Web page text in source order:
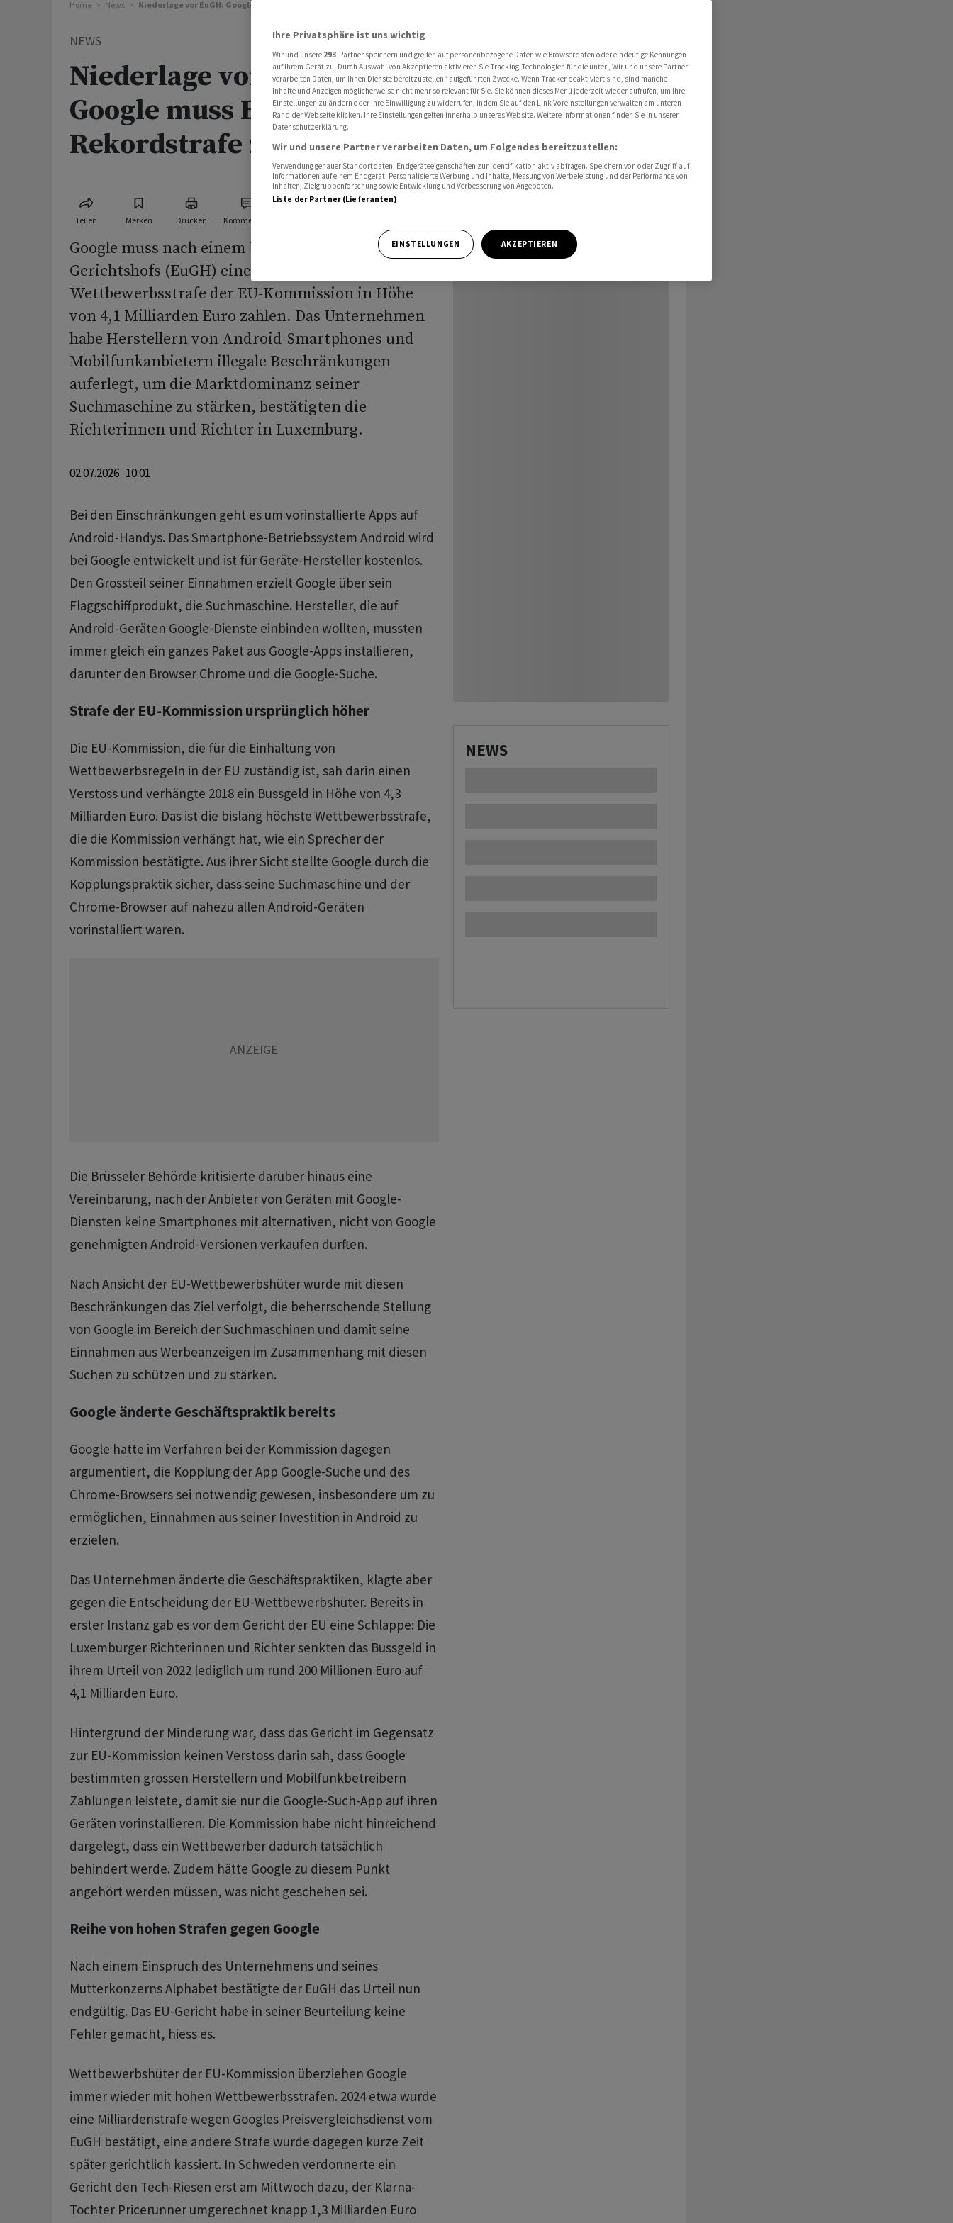
Home News Niederlage vor EuGH: Google muss EU-Rekordstrafe zahlen
NEWS
Niederlage vor EuGH:
Google muss EU-
Rekordstrafe zahlen
Teilen Merken Drucken Kommentare
Google muss nach einem Urteil des Europäischen
Gerichtshofs (EuGH) eine Rekord-
Wettbewerbsstrafe der EU-Kommission in Höhe
von 4,1 Milliarden Euro zahlen. Das Unternehmen
habe Herstellern von Android-Smartphones und
Mobilfunkanbietern illegale Beschränkungen
auferlegt, um die Marktdominanz seiner
Suchmaschine zu stärken, bestätigten die
Richterinnen und Richter in Luxemburg.
02.07.2026 10:01
Bei den Einschränkungen geht es um vorinstallierte Apps auf
Android-Handys. Das Smartphone-Betriebssystem Android wird
bei Google entwickelt und ist für Geräte-Hersteller kostenlos.
Den Grossteil seiner Einnahmen erzielt Google über sein
Flaggschiffprodukt, die Suchmaschine. Hersteller, die auf
Android-Geräten Google-Dienste einbinden wollten, mussten
immer gleich ein ganzes Paket aus Google-Apps installieren,
darunter den Browser Chrome und die Google-Suche.
Strafe der EU-Kommission ursprünglich höher
Die EU-Kommission, die für die Einhaltung von
Wettbewerbsregeln in der EU zuständig ist, sah darin einen
Verstoss und verhängte 2018 ein Bussgeld in Höhe von 4,3
Milliarden Euro. Das ist die bislang höchste Wettbewerbsstrafe,
die die Kommission verhängt hat, wie ein Sprecher der
Kommission bestätigte. Aus ihrer Sicht stellte Google durch die
Kopplungspraktik sicher, dass seine Suchmaschine und der
Chrome-Browser auf nahezu allen Android-Geräten
vorinstalliert waren.
Die Brüsseler Behörde kritisierte darüber hinaus eine
Vereinbarung, nach der Anbieter von Geräten mit Google-
Diensten keine Smartphones mit alternativen, nicht von Google
genehmigten Android-Versionen verkaufen durften.
Nach Ansicht der EU-Wettbewerbshüter wurde mit diesen
Beschränkungen das Ziel verfolgt, die beherrschende Stellung
von Google im Bereich der Suchmaschinen und damit seine
Einnahmen aus Werbeanzeigen im Zusammenhang mit diesen
Suchen zu schützen und zu stärken.
Google änderte Geschäftspraktik bereits
Google hatte im Verfahren bei der Kommission dagegen
argumentiert, die Kopplung der App Google-Suche und des
Chrome-Browsers sei notwendig gewesen, insbesondere um zu
ermöglichen, Einnahmen aus seiner Investition in Android zu
erzielen.
Das Unternehmen änderte die Geschäftspraktiken, klagte aber
gegen die Entscheidung der EU-Wettbewerbshüter. Bereits in
erster Instanz gab es vor dem Gericht der EU eine Schlappe: Die
Luxemburger Richterinnen und Richter senkten das Bussgeld in
ihrem Urteil von 2022 lediglich um rund 200 Millionen Euro auf
4,1 Milliarden Euro.
Hintergrund der Minderung war, dass das Gericht im Gegensatz
zur EU-Kommission keinen Verstoss darin sah, dass Google
bestimmten grossen Herstellern und Mobilfunkbetreibern
Zahlungen leistete, damit sie nur die Google-Such-App auf ihren
Geräten vorinstallieren. Die Kommission habe nicht hinreichend
dargelegt, dass ein Wettbewerber dadurch tatsächlich
behindert werde. Zudem hätte Google zu diesem Punkt
angehört werden müssen, was nicht geschehen sei.
Reihe von hohen Strafen gegen Google
Nach einem Einspruch des Unternehmens und seines
Mutterkonzerns Alphabet bestätigte der EuGH das Urteil nun
endgültig. Das EU-Gericht habe in seiner Beurteilung keine
Fehler gemacht, hiess es.
Wettbewerbshüter der EU-Kommission überziehen Google
immer wieder mit hohen Wettbewerbsstrafen. 2024 etwa wurde
eine Milliardenstrafe wegen Googles Preisvergleichsdienst vom
EuGH bestätigt, eine andere Strafe wurde dagegen kurze Zeit
später gerichtlich kassiert. In Schweden verdonnerte ein
Gericht den Tech-Riesen erst am Mittwoch dazu, der Klarna-
Tochter Pricerunner umgerechnet knapp 1,3 Milliarden Euro
NEWS
Ihre Privatsphäre ist uns wichtig
Wir und unsere 293-Partner speichern und greifen auf personenbezogene Daten wie Browserdaten oder eindeutige Kennungen
auf Ihrem Gerät zu. Durch Auswahl von Akzeptieren aktivieren Sie Tracking-Technologien für die unter „Wir und unsere Partner
verarbeiten Daten, um Ihnen Dienste bereitzustellen“ aufgeführten Zwecke. Wenn Tracker deaktiviert sind, sind manche
Inhalte und Anzeigen möglicherweise nicht mehr so relevant für Sie. Sie können dieses Menü jederzeit wieder aufrufen, um Ihre
Einstellungen zu ändern oder Ihre Einwilligung zu widerrufen, indem Sie auf den Link Voreinstellungen verwalten am unteren
Rand der Webseite klicken. Ihre Einstellungen gelten innerhalb unseres Website. Weitere Informationen finden Sie in unserer
Datenschutzerklärung.
Wir und unsere Partner verarbeiten Daten, um Folgendes bereitzustellen:
Verwendung genauer Standortdaten. Endgeräteeigenschaften zur Identifikation aktiv abfragen. Speichern von oder Zugriff auf
Informationen auf einem Endgerät. Personalisierte Werbung und Inhalte, Messung von Werbeleistung und der Performance von
Inhalten, Zielgruppenforschung sowie Entwicklung und Verbesserung von Angeboten.
Liste der Partner (Lieferanten)
EINSTELLUNGEN AKZEPTIEREN